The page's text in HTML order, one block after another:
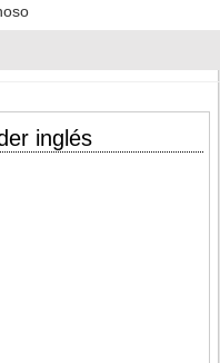
inglés